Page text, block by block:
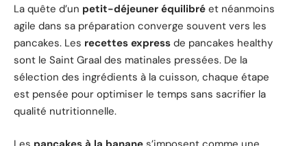
La quête d’un petit-déjeuner équilibré et néanmoins
agile dans sa préparation converge souvent vers les
pancakes. Les recettes express de pancakes healthy
sont le Saint Graal des matinales pressées. De la
sélection des ingrédients à la cuisson, chaque étape
est pensée pour optimiser le temps sans sacrifier la
qualité nutritionnelle.